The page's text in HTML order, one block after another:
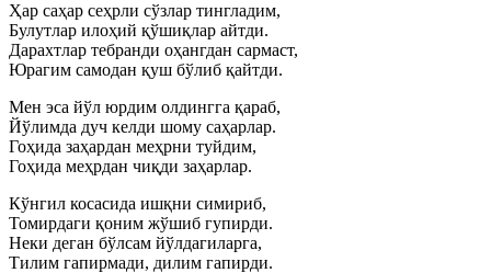
Ҳар саҳар сеҳрли сўзлар тингладим,
Булутлар илоҳий қўшиқлар айтди.
Дарахтлар тебранди оҳангдан сармаст,
Юрагим самодан қуш бўлиб қайтди.
Мен эса йўл юрдим олдингга қараб,
Йўлимда дуч келди шому саҳарлар.
Гоҳида заҳардан меҳрни туйдим,
Гоҳида меҳрдан чиқди заҳарлар.
Кўнгил косасида ишқни симириб,
Томирдаги қоним жўшиб гупирди.
Неки деган бўлсам йўлдагиларга,
Тилим гапирмади, дилим гапирди.